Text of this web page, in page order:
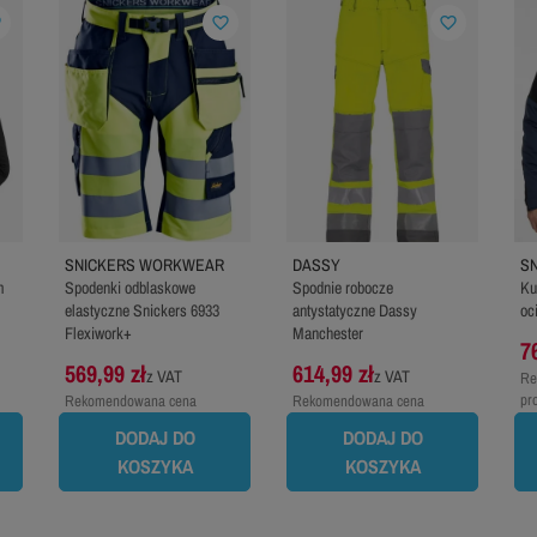
SNICKERS WORKWEAR
Spodenki odblaskowe
elastyczne Snickers 6933
Flexiwork+
569,99 złz VAT
Rekomendowana cena
DODAJ DO
KOSZYKA
favorite_border
DASSY
Spodnie robocze
antystatyczne Dassy
Manchester
614,99 złz VAT
Rekomendowana cena
DODAJ DO
KOSZYKA
favorite_border